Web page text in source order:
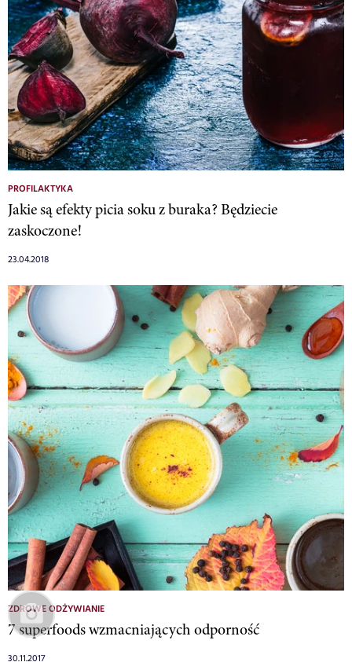
PROFILAKTYKA
Jakie są efekty picia soku z buraka? Będziecie
zaskoczone!
23.04.2018
ZDROWE ODŻYWIANIE
7 superfoods wzmacniających odporność
30.11.2017